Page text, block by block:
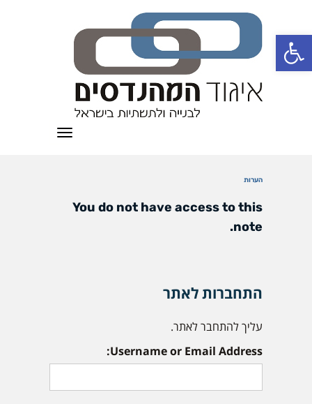
פתח סרגל נגישות
תפריט
הערות
You do not have access to this
note.
התחברות לאתר
עליך להתחבר לאתר.
Username or Email Address: